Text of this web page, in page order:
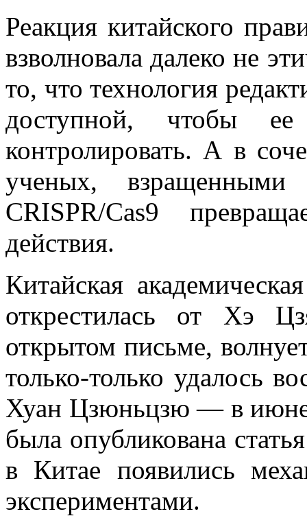
Реакция китайского
взволновала далеко не
то, что технология
доступной, чтобы
контролировать. А в
ученых,
CRISPR/Cas9
действия.
Китайская
открестилась от Хэ
открытом письме,
только-только удалось
Хуан Цзюньцзю — в июне
была опубликована
в Китае появились
экспериментами.